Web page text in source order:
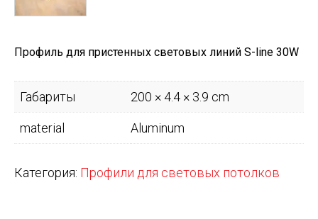
Профиль для пристенных световых линий S-line 30W
Габариты 200 × 4.4 × 3.9 cm
material Aluminum
Категория: Профили для световых потолков